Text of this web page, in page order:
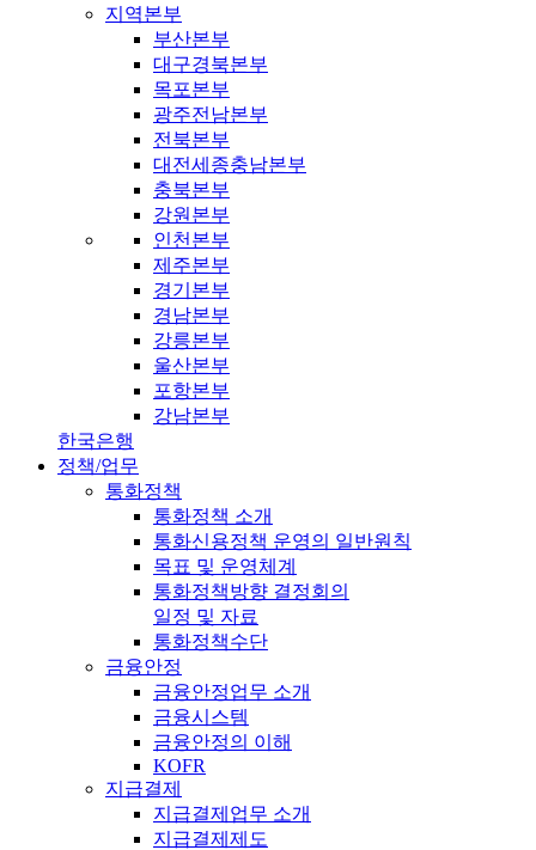
지역본부
부산본부
대구경북본부
목포본부
광주전남본부
전북본부
대전세종충남본부
충북본부
강원본부
인천본부
제주본부
경기본부
경남본부
강릉본부
울산본부
포항본부
강남본부
한국은행
정책/업무
통화정책
통화정책 소개
통화신용정책 운영의 일반원칙
목표 및 운영체계
통화정책방향 결정회의
일정 및 자료
통화정책수단
금융안정
금융안정업무 소개
금융시스템
금융안정의 이해
KOFR
지급결제
지급결제업무 소개
지급결제제도